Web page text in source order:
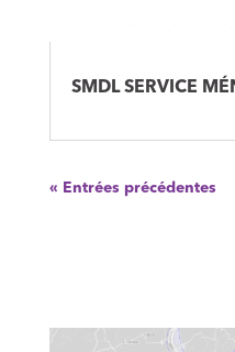
SMDL SERVICE
« Entrées précédentes